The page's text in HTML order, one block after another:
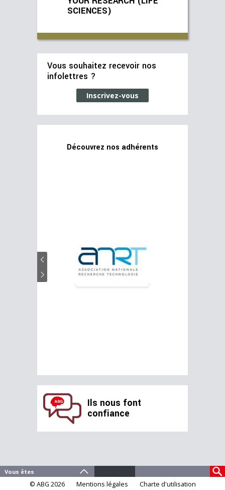
SCIENCES)
Vous souhaitez recevoir nos
infolettres ?
Inscrivez-vous
Découvrez nos adhérents
Ils nous font
confiance
© ABG 2026 Mentions légales Charte d'utilisation